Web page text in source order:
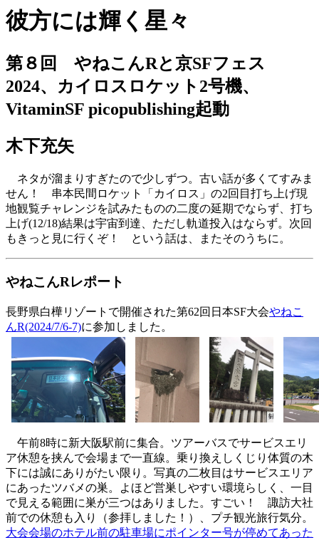
彼方には輝く星々
第８回 やねこんRと京SFフェス
2024、カイロスロケット2号機、
VitaminSF picopublishing起動
木下充矢
ネタが溜まりすぎたので少しずつ。古い話が多くてすみま
せん！ 串本民間ロケット「カイロス」の2回目打ち上げ現
地観覧チャレンジを試みたものの二度の延期でならず、打ち
上げ(12/18)結果は宇宙到達、ただし軌道投入はならず。次回
もきっと見に行くぞ！ という話は、またそのうちに。
やねこんRレポート
長野県白樺リゾートで開催された第62回日本SF大会やねこ
んR(2024/7/6-7)に参加しました。
午前8時に新大阪駅前に集合。ツアーバスでサービスエリ
ア休憩を挟んで会場まで一直線。乗り換えしくじり体質の木
下には誠にありがたい限り。写真の二枚目はサービスエリア
にあったツバメの巣。よほど営巣しやすい環境らしく、一目
で見える範囲に巣が三つはありました。すごい！ 諏訪大社
前での休憩も入り（参拝しました！）、プチ観光旅行気分。
大会会場のホテル前の駐車場にポインター号が停めてあった